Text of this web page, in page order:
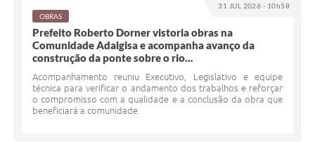
31 JUL 2026 - 10h58
OBRAS
Prefeito Roberto Dorner vistoria obras na
Comunidade Adalgisa e acompanha avanço da
construção da ponte sobre o rio...
Acompanhamento reuniu Executivo, Legislativo e equipe
técnica para verificar o andamento dos trabalhos e reforçar
o compromisso com a qualidade e a conclusão da obra que
beneficiará a comunidade